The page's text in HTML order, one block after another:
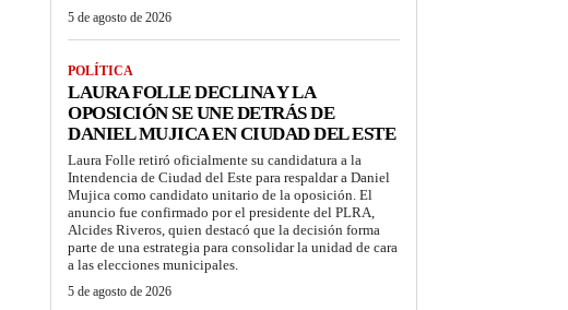
5 de agosto de 2026
POLÍTICA
LAURA FOLLE DECLINA Y LA
OPOSICIÓN SE UNE DETRÁS DE
DANIEL MUJICA EN CIUDAD DEL ESTE
Laura Folle retiró oficialmente su candidatura a la
Intendencia de Ciudad del Este para respaldar a Daniel
Mujica como candidato unitario de la oposición. El
anuncio fue confirmado por el presidente del PLRA,
Alcides Riveros, quien destacó que la decisión forma
parte de una estrategia para consolidar la unidad de cara
a las elecciones municipales.
5 de agosto de 2026